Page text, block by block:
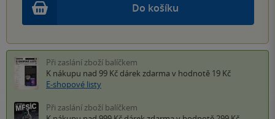
Do košíku
Při zaslání zboží balíčkem
K nákupu nad 99 Kč dárek zdarma v hodnotě 19 Kč
E-shopové listy
Při zaslání zboží balíčkem